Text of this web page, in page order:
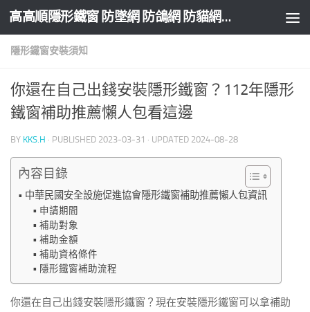
Skip to content 高高順隱形鐵窗 防墜網 防鴿網 防貓網 防盜網
隱形鐵窗安裝須知
你還在自己出錢安裝隱形鐵窗？112年隱形
鐵窗補助推薦懶人包看這邊
BY KKS.H · PUBLISHED 2023-03-31 · UPDATED 2024-08-28
內容目錄
中華民國安全設施促進協會隱形鐵窗補助推薦懶人包資訊
申請期間
補助對象
補助金額
補助資格條件
隱形鐵窗補助流程
你還在自己出錢安裝隱形鐵窗？現在安裝隱形鐵窗可以拿補助